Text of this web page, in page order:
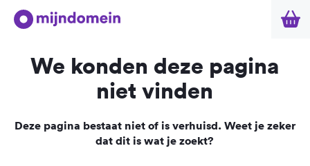
We konden deze pagina
niet vinden
Deze pagina bestaat niet of is verhuisd. Weet je zeker
dat dit is wat je zoekt?